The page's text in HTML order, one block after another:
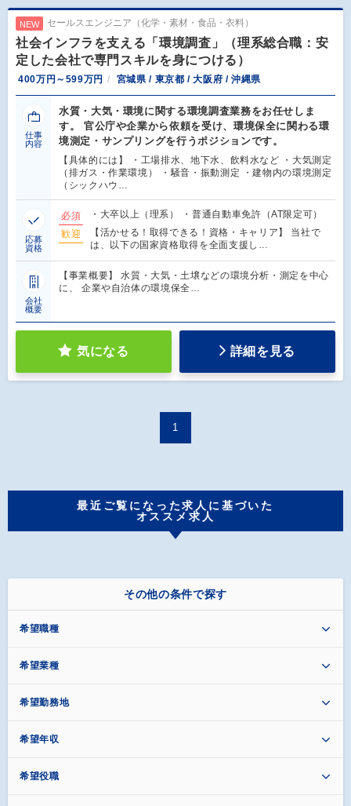
NEW セールスエンジニア（化学・素材・食品・衣料）
社会インフラを支える「環境調査」（理系総合職：安
定した会社で専門スキルを身につける）
400万円～599万円 宮城県 / 東京都 / 大阪府 / 沖縄県
仕事
内容
水質・大気・環境に関する環境調査業務をお任せしま
す。 官公庁や企業から依頼を受け、環境保全に関わる環
境測定・サンプリングを行うポジションです。
【具体的には】 ・工場排水、地下水、飲料水など ・大気測定
（排ガス・作業環境） ・騒音・振動測定 ・建物内の環境測定
（シックハウ…
応募
資格
必須
・大卒以上（理系） ・普通自動車免許（AT限定可）
歓迎
【活かせる！取得できる！資格・キャリア】 当社で
は、以下の国家資格取得を全面支援し…
会社
概要
【事業概要】 水質・大気・土壌などの環境分析・測定を中心
に、 企業や自治体の環境保全…
気になる 詳細を見る
1
最近ご覧になった求人に基づいた
オススメ求人
その他の条件で探す
希望職種
希望業種
希望勤務地
希望年収
希望役職